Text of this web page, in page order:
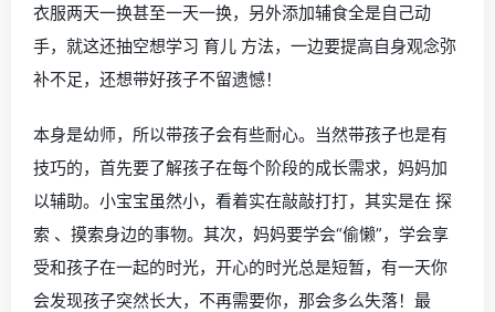
衣服两天一换甚至一天一换，另外添加辅食全是自己动
手，就这还抽空想学习 育儿 方法，一边要提高自身观念弥
补不足，还想带好孩子不留遗憾！
本身是幼师，所以带孩子会有些耐心。当然带孩子也是有
技巧的，首先要了解孩子在每个阶段的成长需求，妈妈加
以辅助。小宝宝虽然小，看着实在敲敲打打，其实是在 探
索 、摸索身边的事物。其次，妈妈要学会“偷懒”，学会享
受和孩子在一起的时光，开心的时光总是短暂，有一天你
会发现孩子突然长大，不再需要你，那会多么失落！最